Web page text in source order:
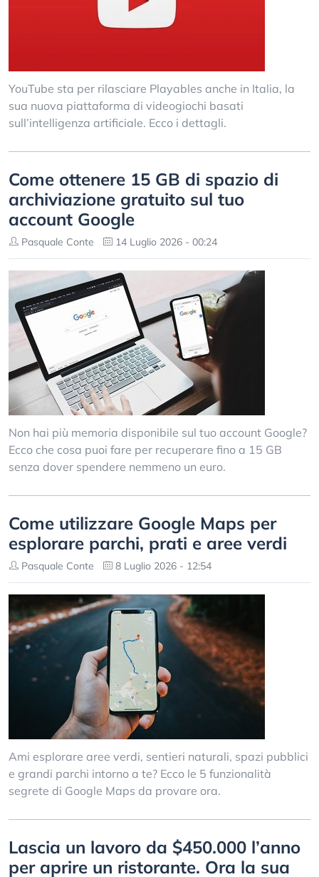
YouTube sta per rilasciare Playables anche in Italia, la
sua nuova piattaforma di videogiochi basati
sull’intelligenza artificiale. Ecco i dettagli.
Come ottenere 15 GB di spazio di
archiviazione gratuito sul tuo
account Google
Pasquale Conte 14 Luglio 2026 - 00:24
Non hai più memoria disponibile sul tuo account Google?
Ecco che cosa puoi fare per recuperare fino a 15 GB
senza dover spendere nemmeno un euro.
Come utilizzare Google Maps per
esplorare parchi, prati e aree verdi
Pasquale Conte 8 Luglio 2026 - 12:54
Ami esplorare aree verdi, sentieri naturali, spazi pubblici
e grandi parchi intorno a te? Ecco le 5 funzionalità
segrete di Google Maps da provare ora.
Lascia un lavoro da $450.000 l’anno
per aprire un ristorante. Ora la sua